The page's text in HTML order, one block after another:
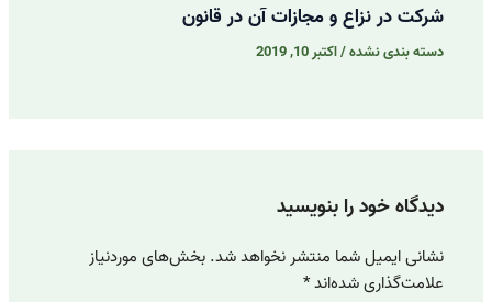
شرکت در نزاع و مجازات آن در قانون
دسته بندی نشده/اکتبر 10, 2019
دیدگاه‌ خود را بنویسید
نشانی ایمیل شما منتشر نخواهد شد. بخش‌های موردنیاز
علامت‌گذاری شده‌اند*